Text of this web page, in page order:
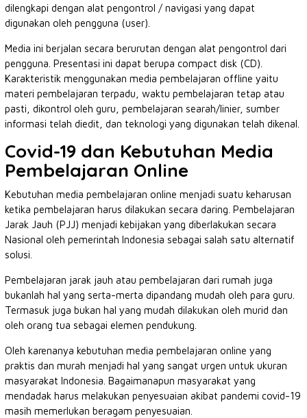
dilengkapi dengan alat pengontrol / navigasi yang dapat
digunakan oleh pengguna (user).
Media ini berjalan secara berurutan dengan alat pengontrol dari
pengguna. Presentasi ini dapat berupa compact disk (CD).
Karakteristik menggunakan media pembelajaran offline yaitu
materi pembelajaran terpadu, waktu pembelajaran tetap atau
pasti, dikontrol oleh guru, pembelajaran searah/linier, sumber
informasi telah diedit, dan teknologi yang digunakan telah dikenal.
Covid-19 dan Kebutuhan Media
Pembelajaran Online
Kebutuhan media pembelajaran online menjadi suatu keharusan
ketika pembelajaran harus dilakukan secara daring. Pembelajaran
Jarak Jauh (PJJ) menjadi kebijakan yang diberlakukan secara
Nasional oleh pemerintah Indonesia sebagai salah satu alternatif
solusi.
Pembelajaran jarak jauh atau pembelajaran dari rumah juga
bukanlah hal yang serta-merta dipandang mudah oleh para guru.
Termasuk juga bukan hal yang mudah dilakukan oleh murid dan
oleh orang tua sebagai elemen pendukung.
Oleh karenanya kebutuhan media pembelajaran online yang
praktis dan murah menjadi hal yang sangat urgen untuk ukuran
masyarakat Indonesia. Bagaimanapun masyarakat yang
mendadak harus melakukan penyesuaian akibat pandemi covid-19
masih memerlukan beragam penyesuaian.